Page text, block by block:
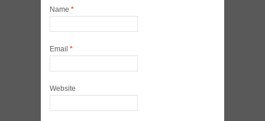
Name *
Email *
Website